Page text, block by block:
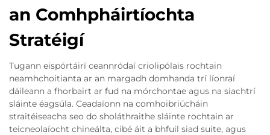
an Comhpháirtíochta
Stratéigí
Tugann eispórtáirí ceannródaí criolipólais rochtain
neamhchoitianta ar an margadh domhanda trí líonraí
dáileann a fhorbairt ar fud na mórchontae agus na siachtrí
sláinte éagsúla. Ceadaíonn na comhoibriúcháin
straitéiseacha seo do sholáthraithe sláinte rochtain ar
teicneolaíocht chineálta, cibé áit a bhfuil siad suite, agus